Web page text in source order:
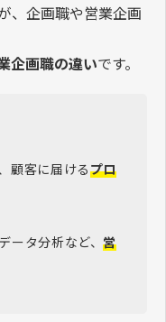
、企画職や営業企画
企画職の違いです。
顧客に届けるプロ
ータ分析など、営